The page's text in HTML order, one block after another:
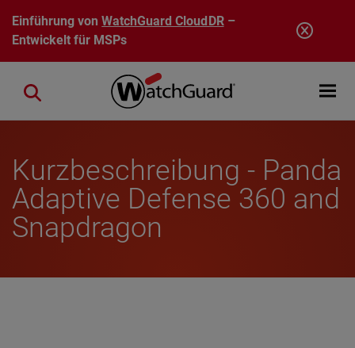
Direkt zum Inhalt
Einführung vonWatchGuard CloudDR–
Entwickelt für MSPs
Open
Close search
Kurzbeschreibung - Panda
Adaptive Defense 360 and
Snapdragon